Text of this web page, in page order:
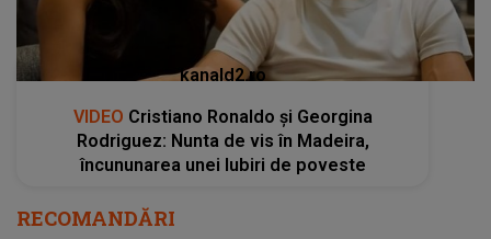
kanald2.ro
VIDEO Cristiano Ronaldo și Georgina
Rodriguez: Nunta de vis în Madeira,
încununarea unei Iubiri de poveste
RECOMANDĂRI